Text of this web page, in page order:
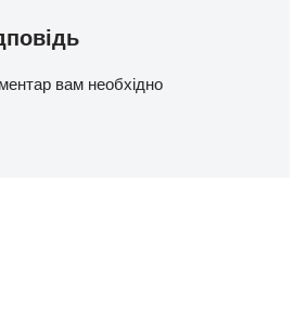
вам необхідно